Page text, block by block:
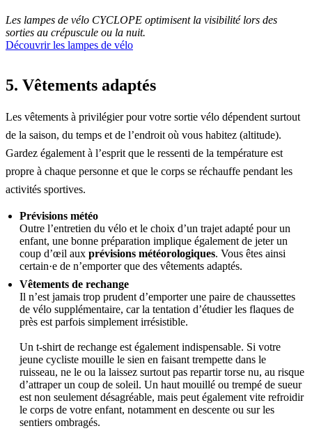
Les lampes de vélo CYCLOPE optimisent la visibilité lors des
sorties au crépuscule ou la nuit.
Découvrir les lampes de vélo
5. Vêtements adaptés
Les vêtements à privilégier pour votre sortie vélo dépendent surtout
de la saison, du temps et de l’endroit où vous habitez (altitude).
Gardez également à l’esprit que le ressenti de la température est
propre à chaque personne et que le corps se réchauffe pendant les
activités sportives.
Prévisions météo
Outre l’entretien du vélo et le choix d’un trajet adapté pour un
enfant, une bonne préparation implique également de jeter un
coup d’œil aux prévisions météorologiques. Vous êtes ainsi
certain·e de n’emporter que des vêtements adaptés.
Vêtements de rechange
Il n’est jamais trop prudent d’emporter une paire de chaussettes
de vélo supplémentaire, car la tentation d’étudier les flaques de
près est parfois simplement irrésistible.
Un t-shirt de rechange est également indispensable. Si votre
jeune cycliste mouille le sien en faisant trempette dans le
ruisseau, ne le ou la laissez surtout pas repartir torse nu, au risque
d’attraper un coup de soleil. Un haut mouillé ou trempé de sueur
est non seulement désagréable, mais peut également vite refroidir
le corps de votre enfant, notamment en descente ou sur les
sentiers ombragés.